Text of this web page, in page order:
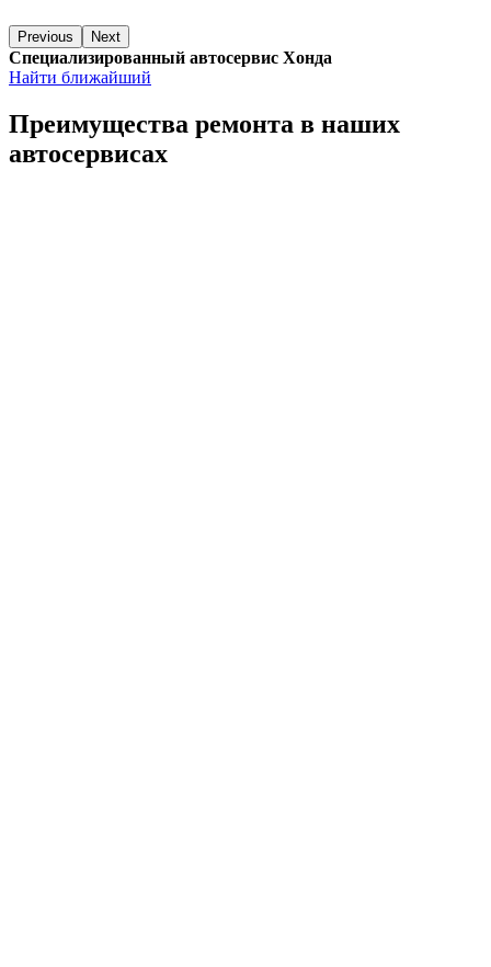
Previous Next
Специализированный автосервис Хонда
Найти ближайший
Преимущества ремонта в наших
автосервисах